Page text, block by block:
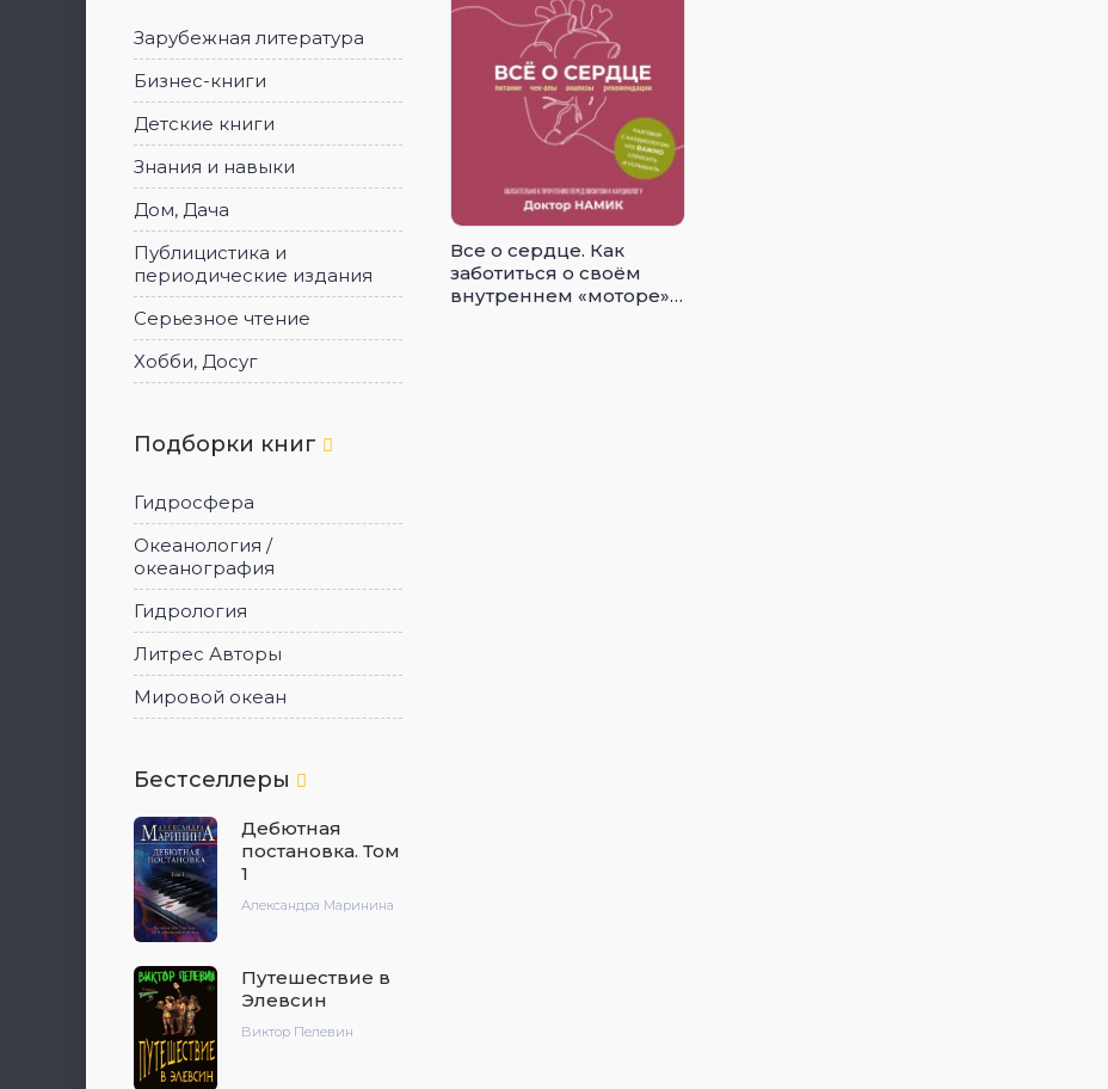
Зарубежная литература
Бизнес-книги
Детские книги
Знания и навыки
Дом, Дача
Публицистика и
периодические издания
Серьезное чтение
Хобби, Досуг
Подборки книг
Гидросфера
Океанология /
океанография
Гидрология
Литрес Авторы
Мировой океан
Бестселлеры
Дебютная
постановка. Том
1
Александра Маринина
Путешествие в
Элевсин
Виктор Пелевин
Все о сердце. Как
заботиться о своём
внутреннем «моторе»,